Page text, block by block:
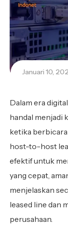
Januari 10,
Dalam era
handal menjadi
ketika
host-to-host
efektif untuk
yang cepat,
menjelaskan
leased line dan
perusahaan.